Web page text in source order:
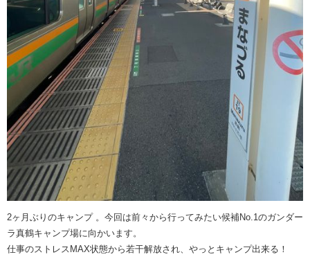
2ヶ月ぶりのキャンプ 。今回は前々から行ってみたい候補No.1のガンダー
ラ真鶴キャンプ場に向かいます。
仕事のストレスMAX状態から若干解放され、やっとキャンプ出来る！